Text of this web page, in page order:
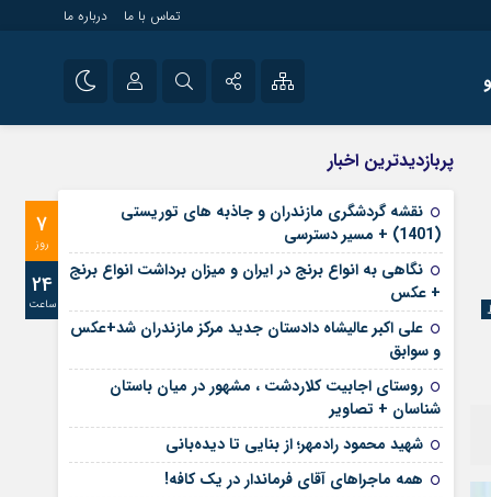
تماس با ما درباره ما
آپارات
رمز عبور
مرا به خاطر بسپار
راه اندازی سایت و
سایت های خبری و
پربازدیدترین اخبار
7
روز
24
ساعت
نقشه گردشگری مازندران و جاذبه های توریستی
(1401) + مسیر دسترسی
نگاهی به انواع برنج در ایران و میزان برداشت انواع برنج
+ عکس
علی‌ اکبر عالیشاه دادستان جدید مرکز مازندران شد+عکس
و سوابق
روستای اجابیت کلاردشت ، مشهور در میان باستان
شناسان + تصاویر
شهید محمود رادمهر؛ از بنایی تا دیده‌بانی
همه ماجراهای آقای فرماندار در یک کافه!